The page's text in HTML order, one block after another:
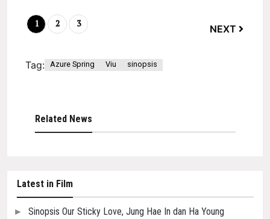
Latest in Film
Sinopsis Our Sticky Love, Jung Hae In dan Ha Young
1 2 3 NEXT
Tag: Azure Spring Viu sinopsis
Related News